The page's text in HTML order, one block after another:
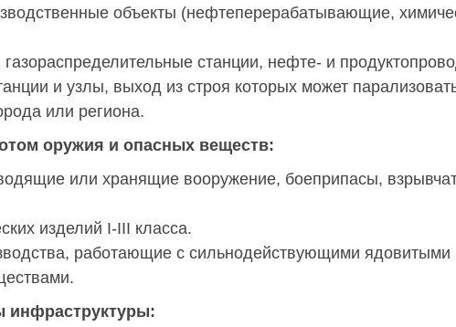
объекты (нефтеперерабатывающие,
станции, нефте- и
и узлы, выход из строя которых может
или региона.
оружия и опасных веществ:
или хранящие вооружение, боеприпасы,
изделий I-III класса.
работающие с сильнодействующими ядовитыми
инфраструктуры: